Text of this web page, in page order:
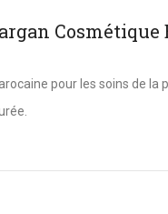
Cosmétique
pour les soins de la